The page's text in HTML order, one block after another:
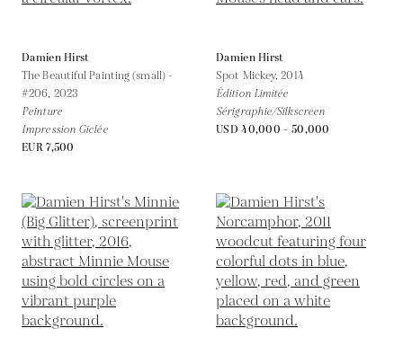
Damien Hirst
The Beautiful Painting (small) -
#206, 2023
Peinture
Impression Giclée
EUR 7,500
Damien Hirst
Spot Mickey,2014
Édition Limitée
Sérigraphie/Silkscreen
USD 40,000 - 50,000